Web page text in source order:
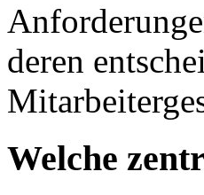
deren
Welche